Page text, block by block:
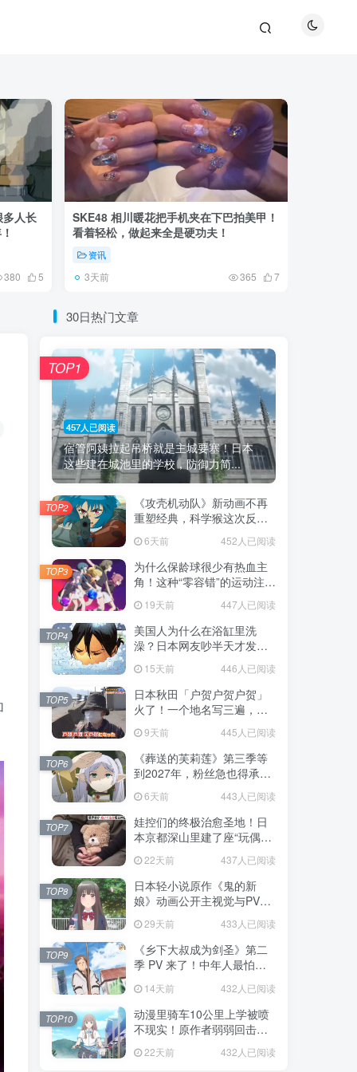
人长
380 5
SKE48 相川暖花把手机夹在下巴拍美甲！
看着轻松，做起来全是硬功夫！
资讯
3天前 365 7
30日热门文章
457人已阅读
宿管阿姨拉起吊桥就是主城要塞！日本
这些建在城池里的学校，防御力简...
TOP1
《攻壳机动队》新动画不再
重塑经典，科学猴这次反而
6天前 452人已阅读
TOP2
为什么保龄球很少有热血主
角！这种“零容错”的运动注定
们的生活！
19天前 447人已阅读
TOP3
美国人为什么在浴缸里洗
澡？日本网友吵半天才发
藏在浴室地板里！
15天前 446人已阅读
TOP4
日本秋田「户贺户贺户贺」
火了！一个地名写三遍，竟
不是玩梗而是150年旧账！
9天前 445人已阅读
TOP5
《葬送的芙莉莲》第三季等
到2027年，粉丝急也得承认
这次慢得有道理！
6天前 443人已阅读
TOP6
娃控们的终极治愈圣地！日
本京都深山里建了座“玩偶神
社”，不仅能拍照还能给娃祈
福！22天前 437人已阅读
TOP7
日本轻小说原作《鬼的新
娘》动画公开主视觉与PV，
7月5日开播！妖怪新娘设定
太会挑人！
29天前 433人已阅读
TOP8
《乡下大叔成为剑圣》第二
季 PV 来了！中年人最怕的
相信你！
14天前 432人已阅读
TOP9
动漫里骑车10公里上学被喷
不现实！原作者弱弱回击：
常通勤！
22天前 432人已阅读
TOP10